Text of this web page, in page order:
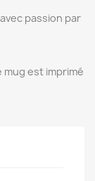
passion par
mug est imprimé